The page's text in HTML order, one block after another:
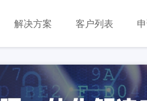
解决方案 客户列表